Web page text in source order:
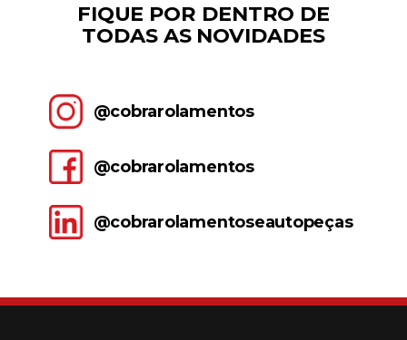
FIQUE POR DENTRO DE
TODAS AS NOVIDADES
@cobrarolamentos
@cobrarolamentos
@cobrarolamentoseautopeças